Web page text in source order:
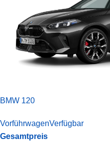
BMW 120
VorführwagenVerfügbar
Gesamtpreis